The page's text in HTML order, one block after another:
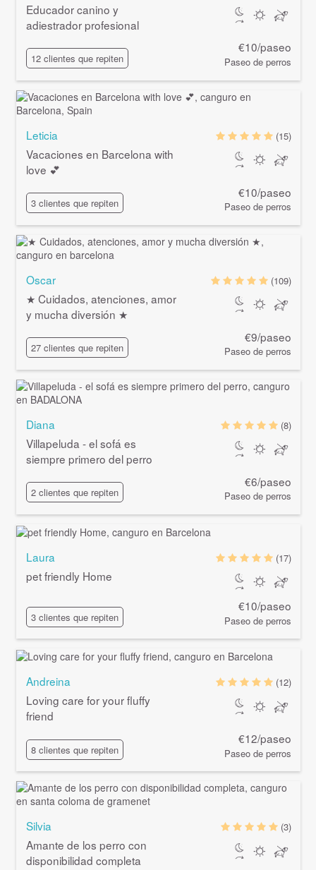
Educador canino y
adiestrador profesional
12 clientes que repiten
€10/paseo
Paseo de perros
Leticia
Vacaciones en Barcelona with
love 💕
3 clientes que repiten
(15)
€10/paseo
Paseo de perros
Oscar
★ Cuidados, atenciones, amor
y mucha diversión ★
27 clientes que repiten
(109)
€9/paseo
Paseo de perros
Diana
Villapeluda - el sofá es
siempre primero del perro
2 clientes que repiten
(8)
€6/paseo
Paseo de perros
Laura
pet friendly Home
3 clientes que repiten
(17)
€10/paseo
Paseo de perros
Andreina
Loving care for your fluffy
friend
8 clientes que repiten
(12)
€12/paseo
Paseo de perros
Silvia
Amante de los perro con
disponibilidad completa
(3)